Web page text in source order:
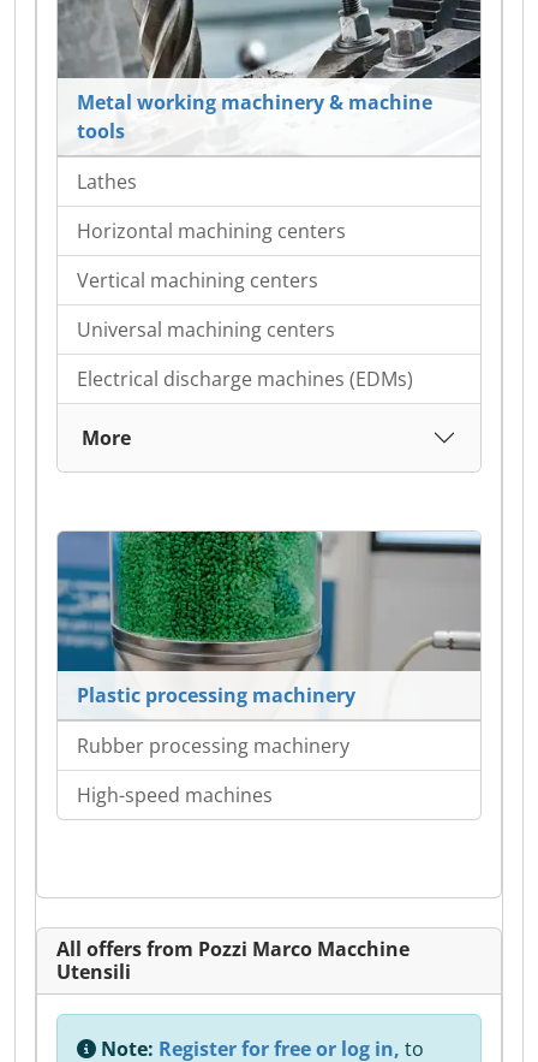
Metal working machinery & machine
tools
Lathes
Horizontal machining centers
Vertical machining centers
Universal machining centers
Electrical discharge machines (EDMs)
More
Plastic processing machinery
Rubber processing machinery
High-speed machines
All offers from Pozzi Marco Macchine
Utensili
Note: Register for free or log in, to